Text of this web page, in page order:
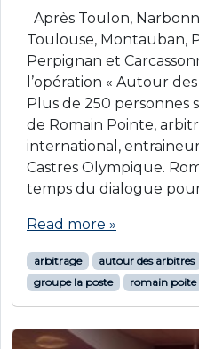
Après Toulon,
Toulouse, Montauban,
Perpignan et
l’opération « Autour
Plus de 250 personnes
de Romain Pointe,
international,
Castres Olympique.
temps du dialogue
Read more »
arbitrage autour des arbitres
groupe la poste
romain poite